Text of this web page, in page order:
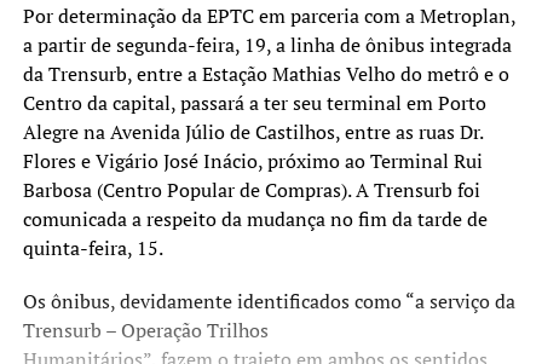
Por determinação da EPTC em parceria com a Metroplan,
a partir de segunda-feira, 19, a linha de ônibus integrada
da Trensurb, entre a Estação Mathias Velho do metrô e o
Centro da capital, passará a ter seu terminal em Porto
Alegre na Avenida Júlio de Castilhos, entre as ruas Dr.
Flores e Vigário José Inácio, próximo ao Terminal Rui
Barbosa (Centro Popular de Compras). A Trensurb foi
comunicada a respeito da mudança no fim da tarde de
quinta-feira, 15.
Os ônibus, devidamente identificados como “a serviço da
Trensurb – Operação Trilhos
Humanitários”, fazem o trajeto em ambos os sentidos